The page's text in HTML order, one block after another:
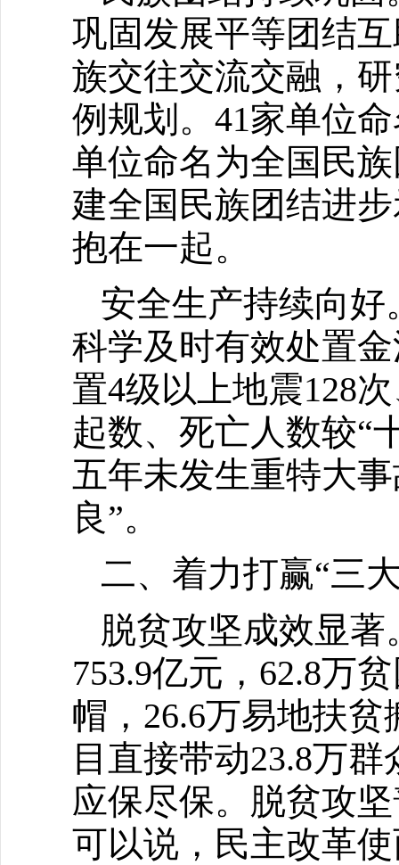
巩固发展平等团结
族交往交流交融，
例规划。41家单位
单位命名为全国民
建全国民族团结进
抱在一起。
安全生产持续向好
科学及时有效处置
置4级以上地震128
起数、死亡人数较“
五年未发生重特大
良”。
二、着力打赢“三
脱贫攻坚成效显
753.9亿元，62.8万
帽，26.6万易地扶
目直接带动23.8万
应保尽保。脱贫攻
可以说，民主改革